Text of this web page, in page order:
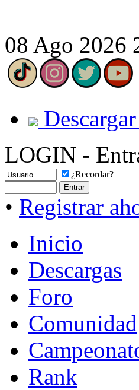
08 Ago 2026
LOGIN -
¿Recordar?
• Registrar
Inicio
Descargas
Foro
Comunidad
Rank